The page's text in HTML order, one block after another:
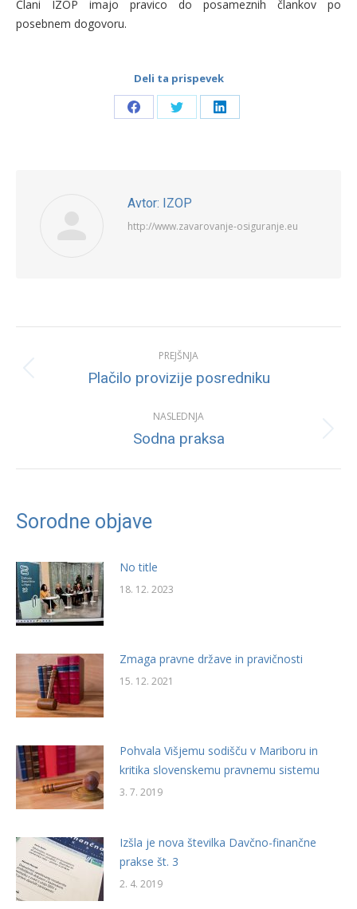
Člani IZOP imajo pravico do posameznih člankov po
posebnem dogovoru.
Deli ta prispevek
Share Share Share
Avtor: IZOP
http://www.zavarovanje-osiguranje.eu
navigation
PREJŠNJA
Previous
Plačilo provizije posredniku
NASLEDNJA
Next
Sodna praksa
Sorodne objave
No title
18. 12. 2023
Zmaga pravne države in pravičnosti
15. 12. 2021
Pohvala Višjemu sodišču v Mariboru in
kritika slovenskemu pravnemu sistemu
3. 7. 2019
Izšla je nova številka Davčno-finančne
prakse št. 3
2. 4. 2019